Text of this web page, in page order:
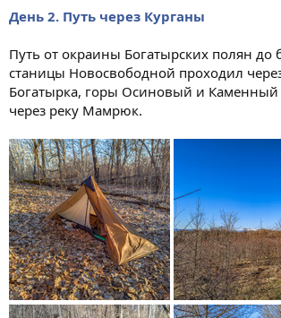
День 2. Путь через Курганы
Путь от окраины Богатырских полян
станицы Новосвободной проходил
Богатырка, горы Осиновый и Каменный
через реку Мамрюк.